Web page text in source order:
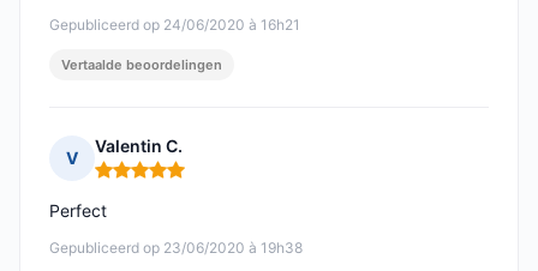
Gepubliceerd op 24/06/2020 à 16h21
Vertaalde beoordelingen
V
Valentin C.
Opmerking: 5 van 5
Gepubliceerd op 23/06/2020 à 19h38
Perfect